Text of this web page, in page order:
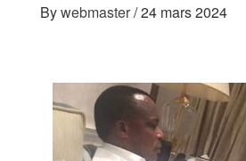
Bywebmaster/24 mars 2024